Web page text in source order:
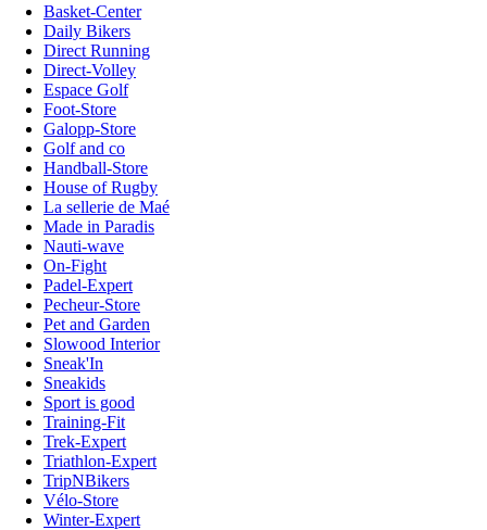
Basket-Center
Daily Bikers
Direct Running
Direct-Volley
Espace Golf
Foot-Store
Galopp-Store
Golf and co
Handball-Store
House of Rugby
La sellerie de Maé
Made in Paradis
Nauti-wave
On-Fight
Padel-Expert
Pecheur-Store
Pet and Garden
Slowood Interior
Sneak'In
Sneakids
Sport is good
Training-Fit
Trek-Expert
Triathlon-Expert
TripNBikers
Vélo-Store
Winter-Expert